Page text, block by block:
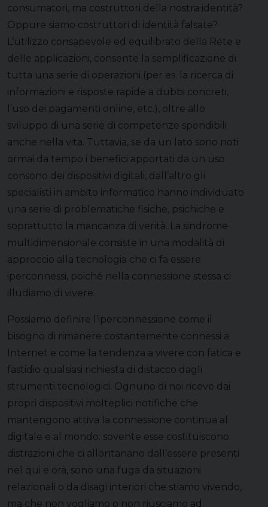
consumatori, ma costruttori della nostra identità?
Oppure siamo costruttori di identità falsate?
L’utilizzo consapevole ed equilibrato della Rete e
delle applicazioni, consente la semplificazione di
tutta una serie di operazioni (per es. la ricerca di
informazioni e risposte rapide a dubbi concreti,
l’uso dei pagamenti online, etc.), oltre allo
sviluppo di una serie di competenze spendibili
anche nella vita. Tuttavia, se da un lato sono noti
ormai da tempo i benefici apportati da un uso
consono dei dispositivi digitali, dall’altro gli
specialisti in ambito informatico hanno individuato
una serie di problematiche fisiche, psichiche e
soprattutto la mancanza di verità. La sindrome
multidimensionale consiste in una modalità di
approccio alla tecnologia che ci fa essere
iperconnessi, poiché nella connessione stessa ci
illudiamo di vivere.
Possiamo definire l’iperconnessione come il
bisogno di rimanere costantemente connessi a
Internet e come la tendenza a vivere con fatica e
fastidio qualsiasi richiesta di distacco dagli
strumenti tecnologici. Ognuno di noi riceve dai
propri dispositivi molteplici notifiche che
mantengono attiva la connessione continua al
digitale e al mondo: sovente esse costituiscono
distrazioni che ci allontanano dall’essere presenti
nel qui e ora, sono una fuga da situazioni
relazionali o da disagi interiori che stiamo vivendo,
ma che non vogliamo o non riusciamo ad